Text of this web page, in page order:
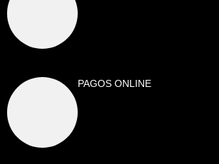
PAGOS ONLINE